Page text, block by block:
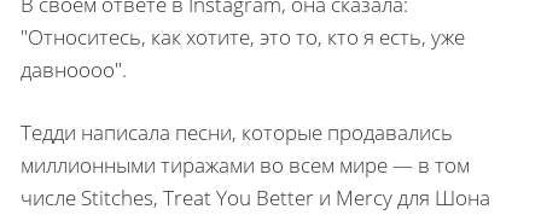
"Относитесь, как хотите, это то, кто я есть, уже
давноооо".
Тедди написала песни, которые продавались
миллионными тиражами во всем мире — в том
числе Stitches, Treat You Better и Mercy для Шона